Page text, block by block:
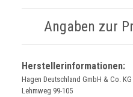
Angaben zur
Herstellerinformationen:
Hagen Deutschland GmbH & Co. KG
Lehmweg 99-105